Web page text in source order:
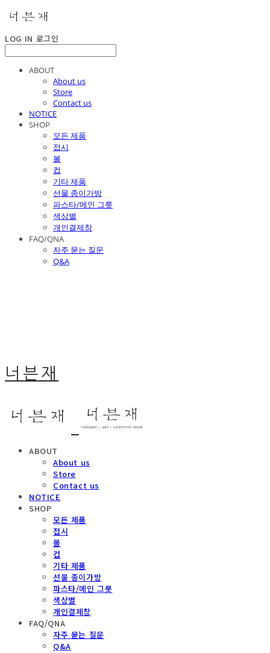
LOG IN 로그인
ABOUT
About us
Store
Contact us
NOTICE
SHOP
모든 제품
접시
볼
컵
기타 제품
선물 종이가방
파스타/메인 그릇
색상별
개인결제창
FAQ/QNA
자주 묻는 질문
Q&A
너븐재
ABOUT
About us
Store
Contact us
NOTICE
SHOP
모든 제품
접시
볼
컵
기타 제품
선물 종이가방
파스타/메인 그릇
색상별
개인결제창
FAQ/QNA
자주 묻는 질문
Q&A